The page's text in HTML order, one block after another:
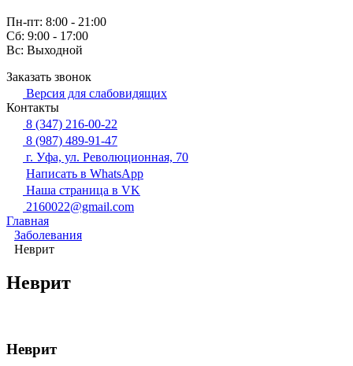
Пн-пт: 8:00 - 21:00
Сб: 9:00 - 17:00
Вс: Выходной
Заказать звонок
Версия для слабовидящих
Контакты
8 (347) 216-00-22
8 (987) 489-91-47
г. Уфа, ул. Революционная, 70
Написать в WhatsApp
Наша страница в VK
2160022@gmail.com
Главная
Заболевания
Неврит
Неврит
Неврит